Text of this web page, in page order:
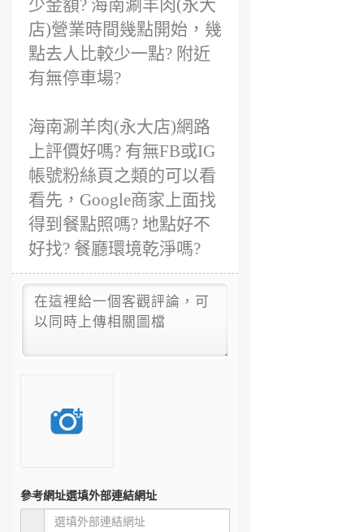
少金額? 海南涮羊肉(永大
店)營業時間幾點開始，幾
點去人比較少一點? 附近
有無停車場?
海南涮羊肉(永大店)網路
上評價好嗎? 有無FB或IG
帳號粉絲頁之類的可以看
看先，Google商家上面找
得到餐點照嗎? 地點好不
好找? 餐廳環境乾淨嗎?
參考網址選填外部連結網址